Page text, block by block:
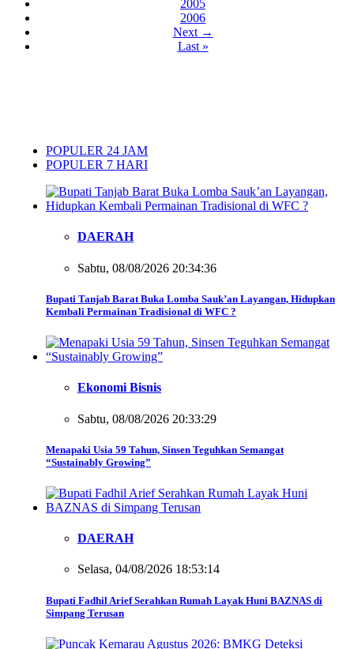
2005
2006
Next →
Last »
POPULER 24 JAM
POPULER 7 HARI
DAERAH
Sabtu, 08/08/2026 20:34:36
Bupati Tanjab Barat Buka Lomba Sauk’an Layangan, Hidupkan
Kembali Permainan Tradisional di WFC ?
Ekonomi Bisnis
Sabtu, 08/08/2026 20:33:29
Menapaki Usia 59 Tahun, Sinsen Teguhkan Semangat
“Sustainably Growing”
DAERAH
Selasa, 04/08/2026 18:53:14
Bupati Fadhil Arief Serahkan Rumah Layak Huni BAZNAS di
Simpang Terusan